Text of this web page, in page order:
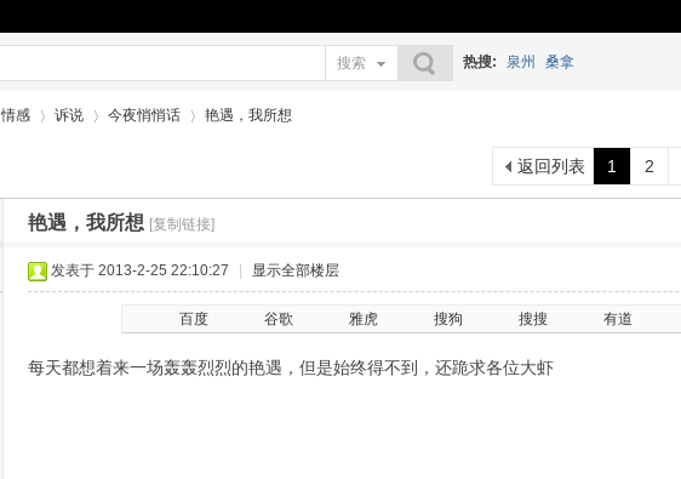
搜索 热搜: 泉州 桑拿
情感
›
诉说
›
今夜悄悄话
›
艳遇，我所想
1 2
返回列表
艳遇，我所想 [复制链接]
发表于 2013-2-25 22:10:27 显示全部楼层
百度 谷歌 雅虎 搜狗 搜搜 有道
每天都想着来一场轰轰烈烈的艳遇，但是始终得不到，还跪求各位大虾